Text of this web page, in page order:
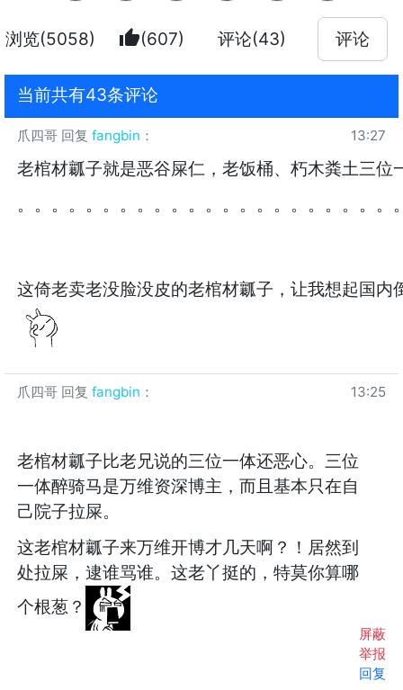
浏览(5058) thumb_up(607) 评论(43) 评论
当前共有43条评论
爪四哥 回复 fangbin ： 13:27
老棺材瓤子就是恶谷屎仁，老饭桶、朽木粪土三位
。。。。。。。。。。。。。。。。。。。。。
这倚老卖老没脸没皮的老棺材瓤子，让我想起国内
爪四哥 回复 fangbin ： 13:25
老棺材瓤子比老兄说的三位一体还恶心。三位
一体醉骑马是万维资深博主，而且基本只在自
己院子拉屎。
这老棺材瓤子来万维开博才几天啊？！居然到
处拉屎，逮谁骂谁。这老丫挺的，特莫你算哪
个根葱？
屏蔽
举报
回复